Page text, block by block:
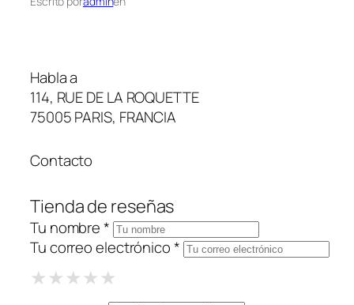
Habla a
114, RUE DE LA ROQUETTE
75005 PARIS, FRANCIA
Contacto
Tienda de reseñas
Tu nombre *
Tu correo electrónico *
★1 Star
★★2 Stars
★★★3 Stars
★★★★4 Stars
★★★★★